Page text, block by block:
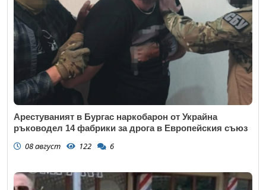
Арестуваният в Бургас наркобарон от Украйна
ръководел 14 фабрики за дрога в Европейския съюз
08 август 122 6